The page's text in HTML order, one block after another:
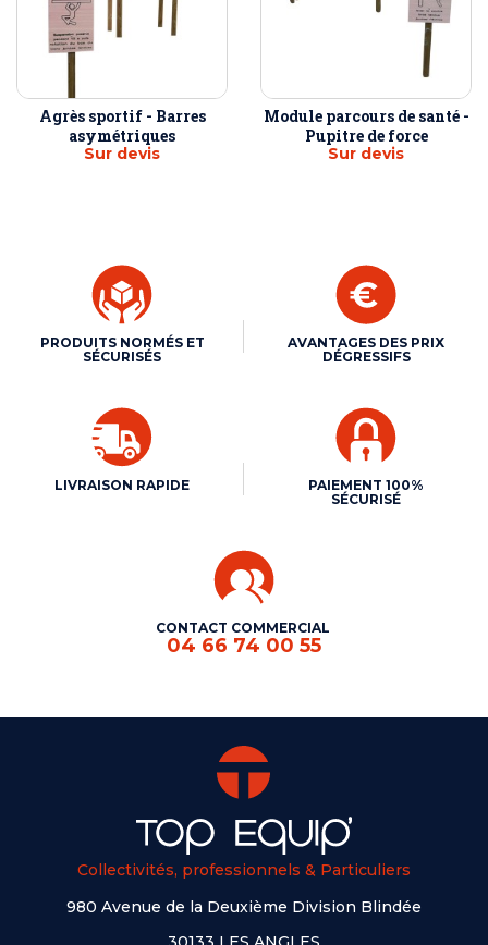
Agrès sportif - Barres
asymétriques
Sur devis
Module parcours de santé -
Pupitre de force
Sur devis
PRODUITS NORMÉS ET
SÉCURISÉS
AVANTAGES DES PRIX
DÉGRESSIFS
LIVRAISON RAPIDE
PAIEMENT 100%
SÉCURISÉ
CONTACT COMMERCIAL
04 66 74 00 55
Collectivités, professionnels & Particuliers
980 Avenue de la Deuxième Division Blindée